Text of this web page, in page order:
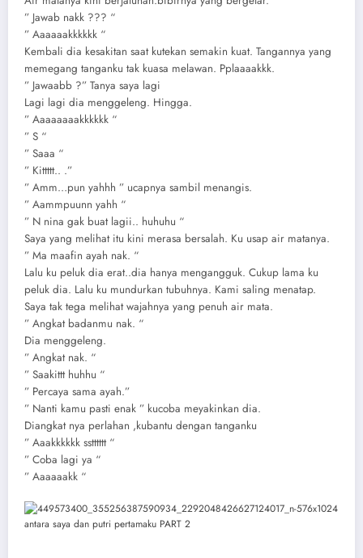
” Jawab nakk ??? “
” Aaaaaakkkkkk “
Kembali dia kesakitan saat kutekan semakin kuat. Tangannya yang
memegang tanganku tak kuasa melawan. Pplaaaakkk.
” Jawaabb ?” Tanya saya lagi
Lagi lagi dia menggeleng. Hingga.
” Aaaaaaaakkkkkk “
” S “
” Saaa “
” Kittttt.. .”
” Amm…pun yahhh ” ucapnya sambil menangis.
” Aammpuunn yahh “
” N nina gak buat lagii.. huhuhu “
Saya yang melihat itu kini merasa bersalah. Ku usap air matanya.
” Ma maafin ayah nak. “
Lalu ku peluk dia erat..dia hanya mengangguk. Cukup lama ku
peluk dia. Lalu ku mundurkan tubuhnya. Kami saling menatap.
Saya tak tega melihat wajahnya yang penuh air mata.
” Angkat badanmu nak. “
Dia menggeleng.
” Angkat nak. “
” Saakittt huhhu “
” Percaya sama ayah.”
” Nanti kamu pasti enak ” kucoba meyakinkan dia.
Diangkat nya perlahan ,kubantu dengan tanganku
” Aaakkkkkk sstttttt “
” Coba lagi ya “
” Aaaaaakk “